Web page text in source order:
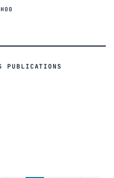
PUBLICATIONS